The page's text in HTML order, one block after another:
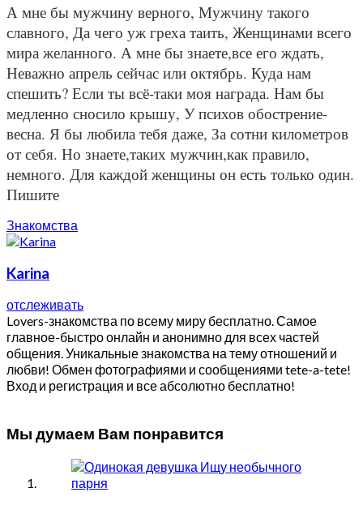
А мне бы мужчину верного, Мужчину такого
славного, Да чего уж греха таить, Женщинами всего
мира желанного. А мне бы знаете,все его ждать,
Неважно апрель сейчас или октябрь. Куда нам
спешить? Если ты всё-таки моя награда. Нам бы
медленно сносило крышу, У психов обострение-
весна. Я бы любила тебя даже, За сотни километров
от себя. Но знаете,таких мужчин,как правило,
немного. Для каждой женщины он есть только один.
Пишите
Знакомства
Karina
отслеживать
Lovers-знакомства по всему миру бесплатно. Самое
главное-быстро онлайн и анонимно для всех частей
общения. Уникальные знакомства на тему отношений и
любви! Обмен фотографиями и сообщениями tete-a-tete!
Вход и регистрация и все абсолютно бесплатно!
Мы думаем Вам понравится